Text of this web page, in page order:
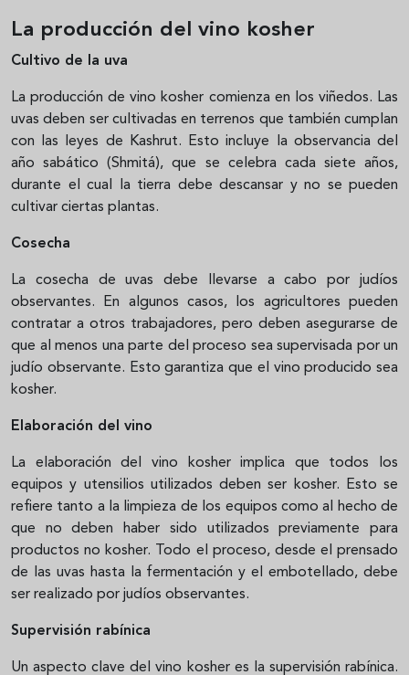
La producción del vino kosher
Cultivo de la uva
La producción de vino kosher comienza en los viñedos. Las
uvas deben ser cultivadas en terrenos que también cumplan
con las leyes de Kashrut. Esto incluye la observancia del
año sabático (Shmitá), que se celebra cada siete años,
durante el cual la tierra debe descansar y no se pueden
cultivar ciertas plantas.
Cosecha
La cosecha de uvas debe llevarse a cabo por judíos
observantes. En algunos casos, los agricultores pueden
contratar a otros trabajadores, pero deben asegurarse de
que al menos una parte del proceso sea supervisada por un
judío observante. Esto garantiza que el vino producido sea
kosher.
Elaboración del vino
La elaboración del vino kosher implica que todos los
equipos y utensilios utilizados deben ser kosher. Esto se
refiere tanto a la limpieza de los equipos como al hecho de
que no deben haber sido utilizados previamente para
productos no kosher. Todo el proceso, desde el prensado
de las uvas hasta la fermentación y el embotellado, debe
ser realizado por judíos observantes.
Supervisión rabínica
Un aspecto clave del vino kosher es la supervisión rabínica.